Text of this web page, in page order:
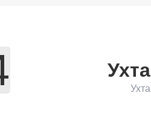
Ухта
Ухта